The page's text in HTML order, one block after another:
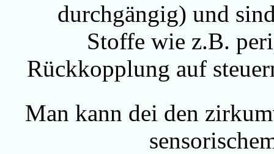
durchgängig) und
Stoffe wie z.B.
Rückkopplung auf
Man kann dei den